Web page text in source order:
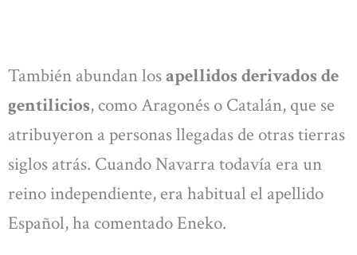
También abundan losapellidos derivados de
gentilicios, como Aragonés o Catalán, que se
atribuyeron a personas llegadas de otras tierras
siglos atrás. Cuando Navarra todavía era un
reino independiente, era habitual el apellido
Español, ha comentado Eneko.